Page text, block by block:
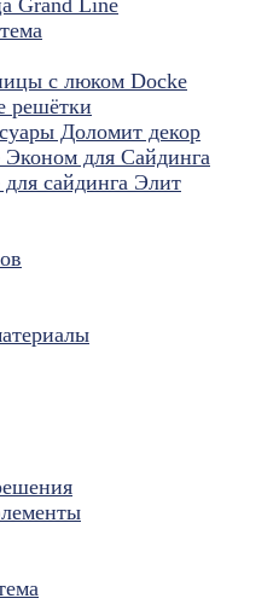
Grand Line
с люком Docke
решётки
Доломит декор
для Сайдинга
cайдинга Элит